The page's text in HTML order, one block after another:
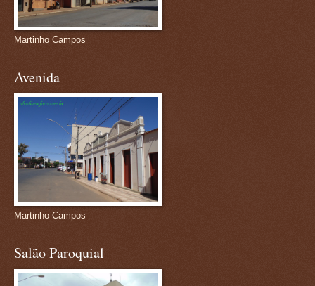
Martinho Campos
Avenida
Martinho Campos
Salão Paroquial